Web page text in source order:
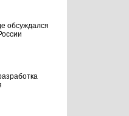
обсуждался